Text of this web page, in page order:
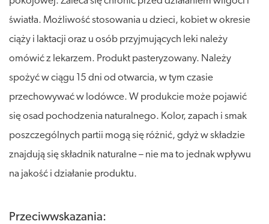
światła. Możliwość stosowania u dzieci, kobiet w okresie
ciąży i laktacji oraz u osób przyjmujących leki należy
omówić z lekarzem. Produkt pasteryzowany. Należy
spożyć w ciągu 15 dni od otwarcia, w tym czasie
przechowywać w lodówce. W produkcie może pojawić
się osad pochodzenia naturalnego. Kolor, zapach i smak
poszczególnych partii mogą się różnić, gdyż w składzie
znajdują się składnik naturalne – nie ma to jednak wpływu
na jakość i działanie produktu.
Przeciwwskazania: